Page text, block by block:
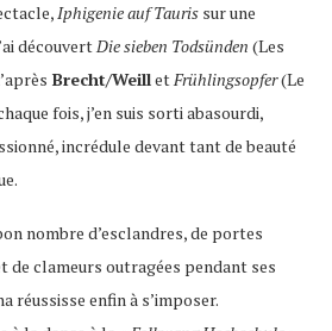
Iphigenie auf Tauris sur une
découvertDie sieben Todsünden (Les
Brecht/WeilletFrühlingsopfer(Le
fois, j’en suis sorti abasourdi,
incrédule devant tant de beauté
nombre d’esclandres, de portes
de clameurs outragées pendant ses
réussisse enfin à s’imposer.